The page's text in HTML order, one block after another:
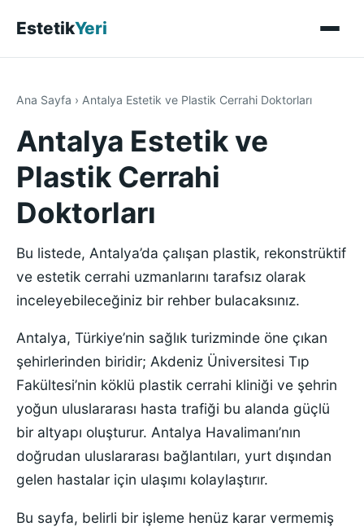
EstetikYeri
Ana Sayfa › Antalya Estetik ve Plastik Cerrahi Doktorları
Antalya Estetik ve
Plastik Cerrahi
Doktorları
Bu listede, Antalya’da çalışan plastik, rekonstrüktif
ve estetik cerrahi uzmanlarını tarafsız olarak
inceleyebileceğiniz bir rehber bulacaksınız.
Antalya, Türkiye’nin sağlık turizminde öne çıkan
şehirlerinden biridir; Akdeniz Üniversitesi Tıp
Fakültesi’nin köklü plastik cerrahi kliniği ve şehrin
yoğun uluslararası hasta trafiği bu alanda güçlü
bir altyapı oluşturur. Antalya Havalimanı’nın
doğrudan uluslararası bağlantıları, yurt dışından
gelen hastalar için ulaşımı kolaylaştırır.
Bu sayfa, belirli bir işleme henüz karar vermemiş